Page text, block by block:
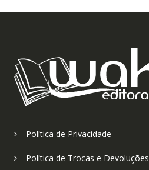
Política de Privacidade
Política de Trocas e Devoluções